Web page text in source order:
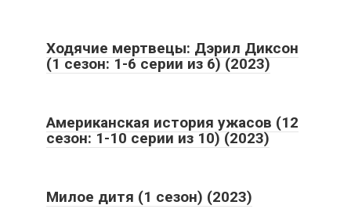
Ходячие мертвецы: Дэрил Диксон
(1 сезон: 1-6 серии из 6) (2023)
Американская история ужасов (12
сезон: 1-10 серии из 10) (2023)
Милое дитя (1 сезон) (2023)